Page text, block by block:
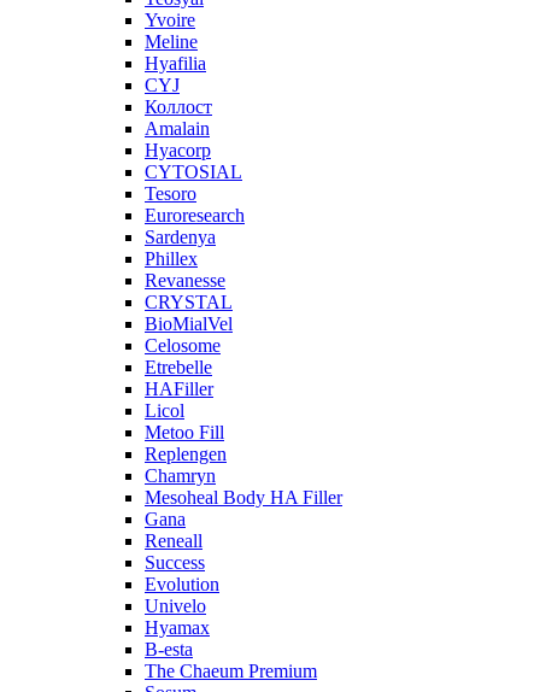
Yvoire
Meline
Hyafilia
CYJ
Коллост
Amalain
Hyacorp
CYTOSIAL
Tesoro
Euroresearch
Sardenya
Phillex
Revanesse
CRYSTAL
BioMialVel
Celosome
Etrebelle
HAFiller
Licol
Metoo Fill
Replengen
Chamryn
Mesoheal Body HA Filler
Gana
Reneall
Success
Evolution
Univelo
Hyamax
B-esta
The Chaeum Premium